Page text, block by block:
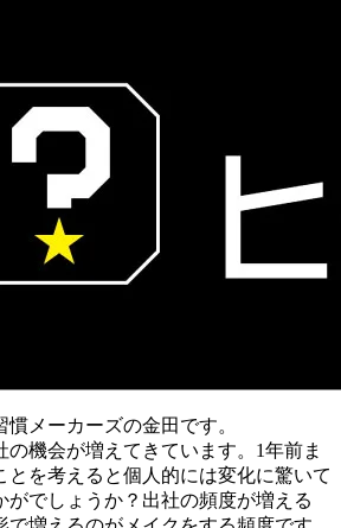
メーカーズの金田です。
機会が増えてきています。1年前ま
とを考えると個人的には変化に驚いて
がでしょうか？出社の頻度が増える